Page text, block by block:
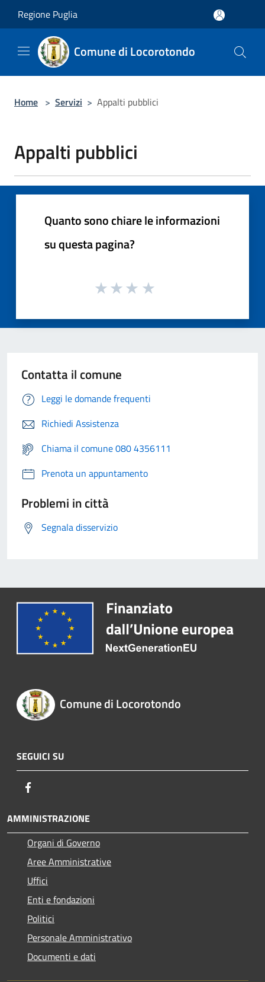
Regione Puglia
Comune di Locorotondo
Home > Servizi > Appalti pubblici
Appalti pubblici
Quanto sono chiare le informazioni
su questa pagina?
Contatta il comune
Leggi le domande frequenti
Richiedi Assistenza
Chiama il comune 080 4356111
Prenota un appuntamento
Problemi in città
Segnala disservizio
Comune di Locorotondo
SEGUICI SU
AMMINISTRAZIONE
Organi di Governo
Aree Amministrative
Uffici
Enti e fondazioni
Politici
Personale Amministrativo
Documenti e dati